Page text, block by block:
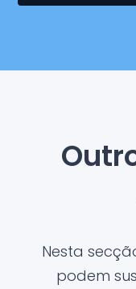
Nesta
podem